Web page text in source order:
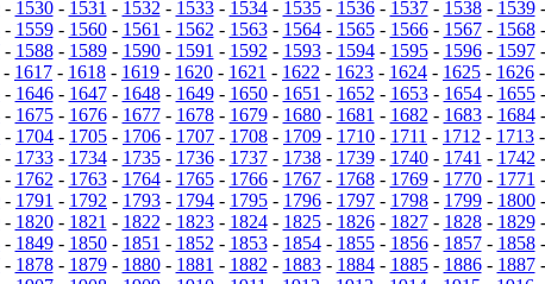
- 1530- 1531 - 1532 - 1533- 1534- 1535- 1536- 1537- 1538- 1539-
- 1559- 1560- 1561 - 1562 - 1563- 1564- 1565- 1566- 1567- 1568-
- 1588- 1589- 1590- 1591 - 1592 - 1593- 1594- 1595- 1596- 1597-
- 1617 - 1618 - 1619 - 1620 - 1621 - 1622 - 1623 - 1624 - 1625 - 1626 -
- 1646- 1647- 1648- 1649- 1650- 1651 - 1652 - 1653- 1654- 1655-
- 1675- 1676- 1677- 1678- 1679- 1680- 1681 - 1682 - 1683- 1684-
- 1704 - 1705 - 1706 - 1707 - 1708 - 1709 - 1710 - 1711 - 1712 - 1713 -
- 1733- 1734- 1735- 1736- 1737- 1738- 1739- 1740- 1741 - 1742 -
- 1762 - 1763- 1764- 1765- 1766- 1767- 1768- 1769- 1770- 1771 -
- 1791 - 1792 - 1793 - 1794 - 1795 - 1796 - 1797 - 1798 - 1799 - 1800 -
- 1820- 1821 - 1822 - 1823- 1824- 1825- 1826- 1827- 1828- 1829-
- 1849- 1850- 1851 - 1852 - 1853- 1854- 1855- 1856- 1857- 1858-
- 1878- 1879- 1880- 1881 - 1882 - 1883- 1884- 1885- 1886- 1887-